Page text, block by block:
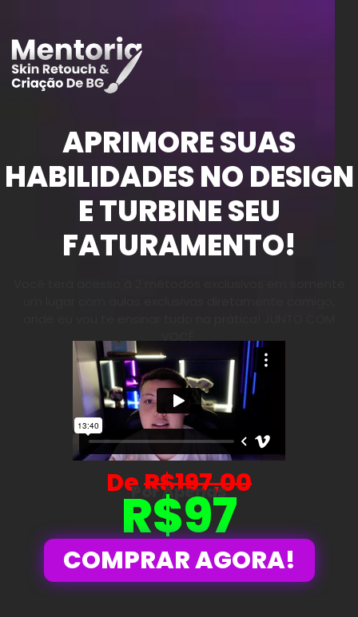
APRIMORE SUAS
HABILIDADES NO DESIGN
E TURBINE SEU
FATURAMENTO!
DeR$197,00
Por Apenas
R$97
COMPRAR AGORA!